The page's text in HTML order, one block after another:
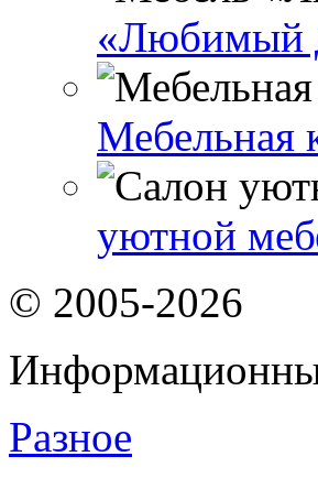
«Любимый
Мебельная
уютной
© 2005-2026
Разное